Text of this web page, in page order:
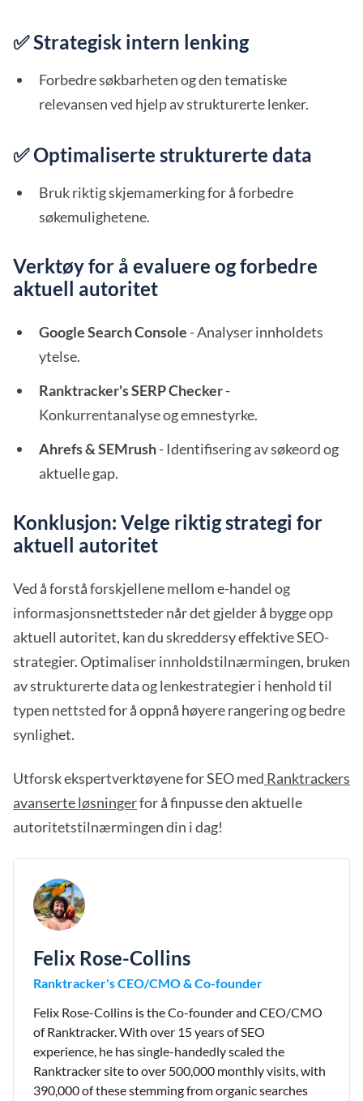
✅ Strategisk intern lenking
Forbedre søkbarheten og den tematiske
relevansen ved hjelp av strukturerte lenker.
✅ Optimaliserte strukturerte data
Bruk riktig skjemamerking for å forbedre
søkemulighetene.
Verktøy for å evaluere og forbedre
aktuell autoritet
Google Search Console - Analyser innholdets
ytelse.
Ranktracker's SERP Checker-
Konkurrentanalyse og emnestyrke.
Ahrefs & SEMrush- Identifisering av søkeord og
aktuelle gap.
Konklusjon: Velge riktig strategi for
aktuell autoritet
Ved å forstå forskjellene mellom e-handel og
informasjonsnettsteder når det gjelder å bygge opp
aktuell autoritet, kan du skreddersy effektive SEO-
strategier. Optimaliser innholdstilnærmingen, bruken
av strukturerte data og lenkestrategier i henhold til
typen nettsted for å oppnå høyere rangering og bedre
synlighet.
Utforsk ekspertverktøyene for SEO med Ranktrackers
avanserte løsningerfor å finpusse den aktuelle
autoritetstilnærmingen din i dag!
Felix Rose-Collins
Ranktracker's CEO/CMO & Co-founder
Felix Rose-Collins is the Co-founder and CEO/CMO
of Ranktracker. With over 15 years of SEO
experience, he has single-handedly scaled the
Ranktracker site to over 500,000 monthly visits, with
390,000 of these stemming from organic searches